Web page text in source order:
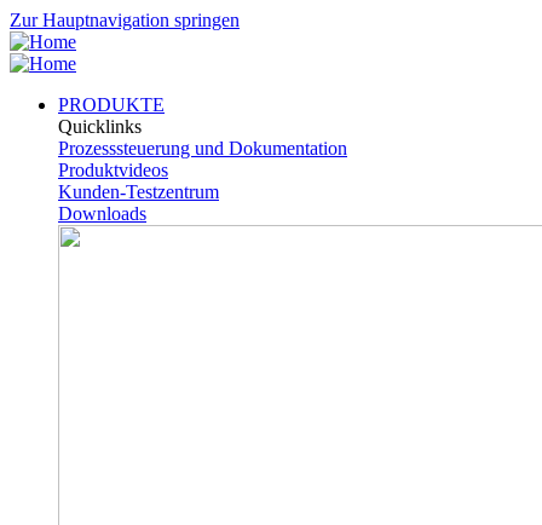
Zur Hauptnavigation springen
PRODUKTE
Quicklinks
Prozesssteuerung und Dokumentation
Produktvideos
Kunden-Testzentrum
Downloads